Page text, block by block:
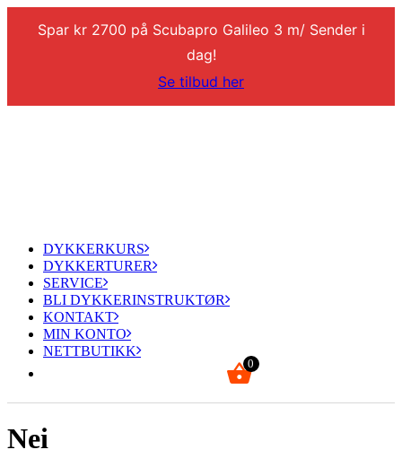
Spar kr 2700 på Scubapro Galileo 3 m/ Sender i
dag!
Se tilbud her
DYKKERKURS
DYKKERTURER
SERVICE
BLI DYKKERINSTRUKTØR
KONTAKT
MIN KONTO
NETTBUTIKK
0
Nei